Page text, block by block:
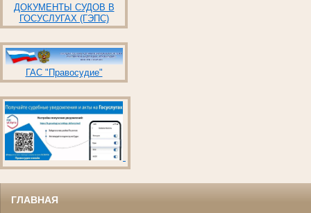
ДОКУМЕНТЫ СУДОВ В
ГОСУСЛУГАХ (ГЭПС)
ГАС "Правосудие"
ГЛАВНАЯ